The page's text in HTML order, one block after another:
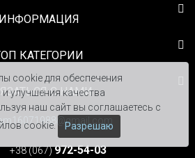
ИНФОРМАЦИЯ
КАТЕГОРИИ
С НАМИ
+38 (067)972-54-03
cookie для обеспечения
улучшения качества
наш сайт вы соглашаетесь с
cookie.
Разрешаю